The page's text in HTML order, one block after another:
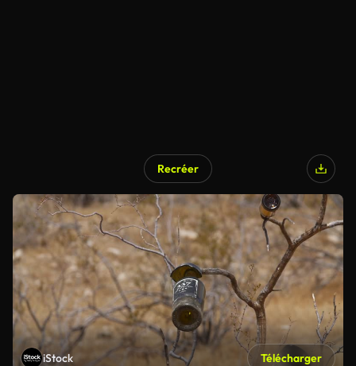
Recréer
iStock Télécharger